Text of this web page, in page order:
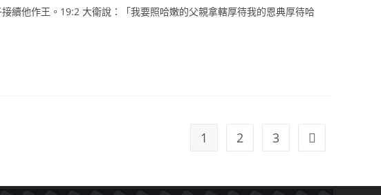
續他作王。19:2 大衛說：「我要照哈嫩的父親拿轄厚待我的恩典厚待哈
1 2 3